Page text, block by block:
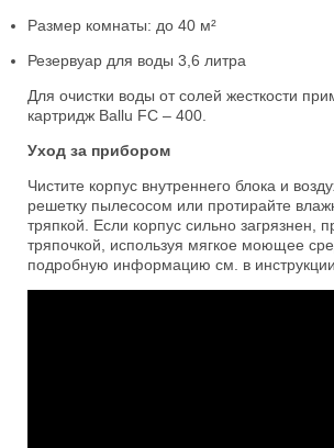
Размер комнаты: до 40 м²
Резервуар для воды 3,6 литра
Для очистки воды от солей жесткости
картридж Ballu FC – 400.
Уход за прибором
Чистите корпус внутреннего блока и
решетку пылесосом или протирайте
тряпкой. Если корпус сильно загрязнен,
тряпочкой, используя мягкое моющее
подробную информацию см. в инструкции